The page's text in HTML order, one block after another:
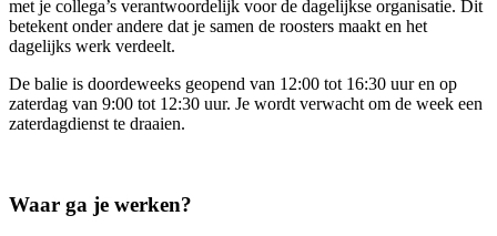
met je collega’s verantwoordelijk voor de dagelijkse organisatie. Dit
betekent onder andere dat je samen de roosters maakt en het
dagelijks werk verdeelt.
De balie is doordeweeks geopend van 12:00 tot 16:30 uur en op
zaterdag van 9:00 tot 12:30 uur. Je wordt verwacht om de week een
zaterdagdienst te draaien.
Waar ga je werken?